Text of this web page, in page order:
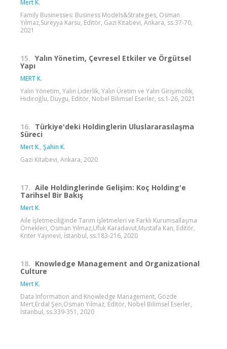
Mert K.
Family Businesses: Business Models&Strategies, Osman
Yılmaz,Süreyya Karsu, Editör, Gazi Kitabevi, Ankara, ss.37-70,
2021
15. Yalın Yönetim, Çevresel Etkiler ve Örgütsel
Yapı
MERT K.
Yalın Yönetim, Yalın Liderlik, Yalın Üretim ve Yalın Girişimcilik,
Hıdıroğlu, Duygu, Editör, Nobel Bilimsel Eserler, ss.1-26, 2021
16. Türkiye'deki Holdinglerin Uluslararasılaşma
Süreci
Mert K., Şahin K.
Gazi Kitabevi, Ankara, 2020
17. Aile Holdinglerinde Gelişim: Koç Holding'e
Tarihsel Bir Bakış
Mert K.
Aile İşletmeciliğinde Tarım İşletmeleri ve Farklı Kurumsallaşma
Örnekleri, Osman Yılmaz,Ufuk Karadavut,Mustafa Kan, Editör,
Kriter Yayınevi, İstanbul, ss.183-216, 2020
18. Knowledge Management and Organizational
Culture
Mert K.
Data Information and Knowledge Management, Gözde
Mert,Erdal Şen,Osman Yılmaz, Editör, Nobel Bilimsel Eserler,
İstanbul, ss.339-351, 2020